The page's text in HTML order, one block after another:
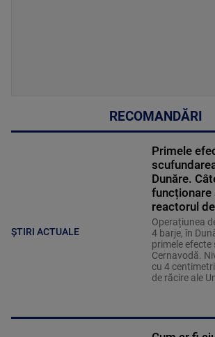
RECOMANDĂRI
ȘTIRI ACTUALE
Primele
Dunăre.
funcționare
reactorul
Operațiunea
4 barje, în
primele efecte
Cernavodă.
cu 4
de răcire ale